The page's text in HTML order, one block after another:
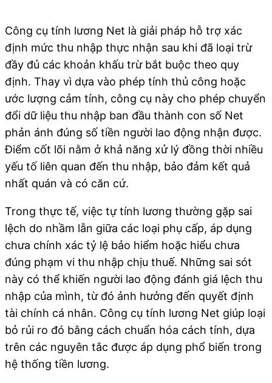
Công cụ tính lương Net là giải pháp hỗ trợ xác
định mức thu nhập thực nhận sau khi đã loại trừ
đầy đủ các khoản khấu trừ bắt buộc theo quy
định. Thay vì dựa vào phép tính thủ công hoặc
ước lượng cảm tính, công cụ này cho phép chuyển
đổi dữ liệu thu nhập ban đầu thành con số Net
phản ánh đúng số tiền người lao động nhận được.
Điểm cốt lõi nằm ở khả năng xử lý đồng thời nhiều
yếu tố liên quan đến thu nhập, bảo đảm kết quả
nhất quán và có căn cứ.
Trong thực tế, việc tự tính lương thường gặp sai
lệch do nhầm lẫn giữa các loại phụ cấp, áp dụng
chưa chính xác tỷ lệ bảo hiểm hoặc hiểu chưa
đúng phạm vi thu nhập chịu thuế. Những sai sót
này có thể khiến người lao động đánh giá lệch thu
nhập của mình, từ đó ảnh hưởng đến quyết định
tài chính cá nhân. Công cụ tính lương Net giúp loại
bỏ rủi ro đó bằng cách chuẩn hóa cách tính, dựa
trên các nguyên tắc được áp dụng phổ biến trong
hệ thống tiền lương.